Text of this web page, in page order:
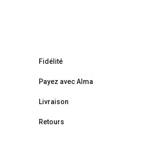
Fidélité
Payez avec Alma
Livraison
Retours